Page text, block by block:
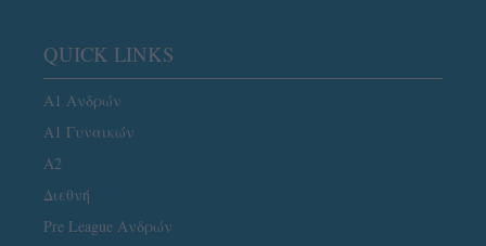
QUICK LINKS
Α1 Ανδρών
Α1 Γυναικών
A2
Διεθνή
Pre League Ανδρών